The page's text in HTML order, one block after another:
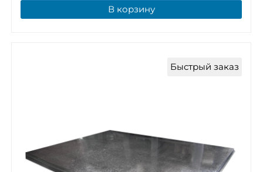
В корзину
Быстрый заказ